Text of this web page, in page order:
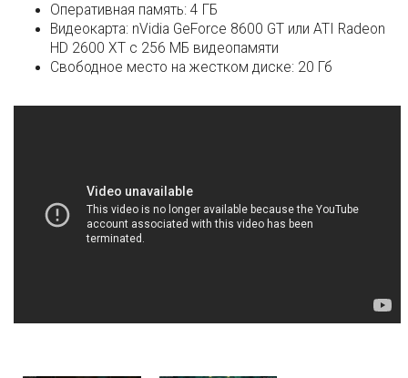
Оперативная память: 4 ГБ
Видеокарта: nVidia GeForce 8600 GT или ATI Radeon
HD 2600 XT с 256 МБ видеопамяти
Свободное место на жестком диске: 20 Гб